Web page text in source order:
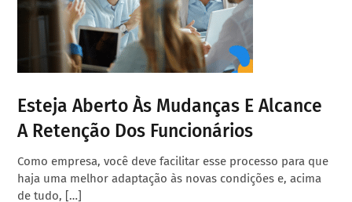
Esteja Aberto Às Mudanças E Alcance
A Retenção Dos Funcionários
Como empresa, você deve facilitar esse processo para que
haja uma melhor adaptação às novas condições e, acima
de tudo, […]